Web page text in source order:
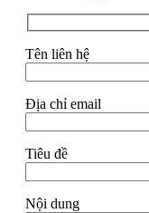
Tên liên hệ
Địa chỉ email
Tiêu đề
Nội dung